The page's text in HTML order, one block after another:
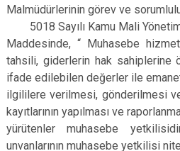
Malmüdürlerinin görev ve
5018 Sayılı Kamu Mali
Maddesinde, “ Muhasebe
tahsili, giderlerin hak sahiplerine
ifade edilebilen değerler ile
ilgililere verilmesi, gönderilmesi
kayıtlarının yapılması ve
yürütenler muhasebe
unvanlarının muhasebe yetkilisi